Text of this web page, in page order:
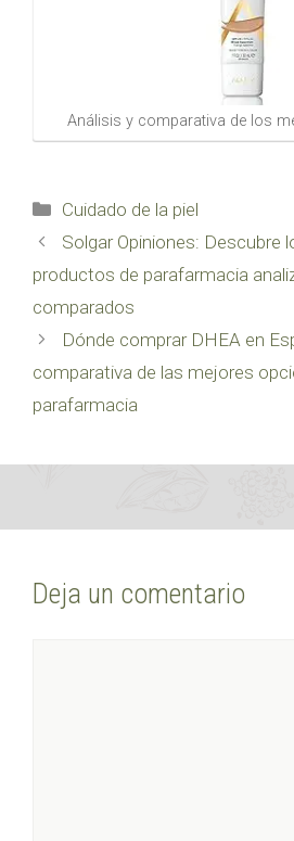
Análisis y comparativa de los
Categorías
Cuidado de la piel
Solgar Opiniones: Descubre
productos de parafarmacia
comparados
Dónde comprar DHEA en
comparativa de las mejores
parafarmacia
Deja un comentario